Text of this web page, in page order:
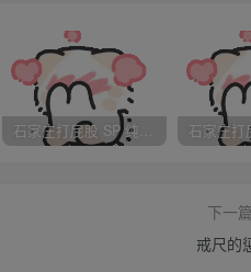
想让我发出声音影响到那丫看
爱我？
石家庄打屁股 SP 纯实践
下一
戒尺的